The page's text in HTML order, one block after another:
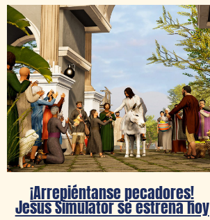
¡Arrepiéntanse pecadores!
Jesus Simulator se estrena hoy